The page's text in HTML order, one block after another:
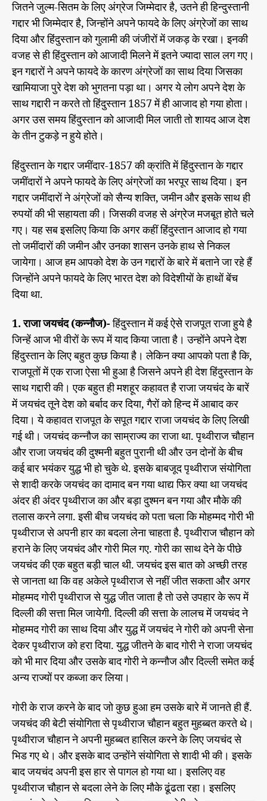
री
की
म
त
चु
यी
जितने जुल्म-सितम के लिए अंग्रेज जिम्मेदार है, उतने ही हिन्दुस्तानी
गद्दार भी जिम्मेदार है, जिन्होंने अपने फायदे के लिए अंग्रेजों का साथ
दिया और हिंदुस्तान को गुलामी की जंजीरों में जकड़ के रखा। इनकी
वजह से ही हिंदुस्तान को आजादी मिलने में इतने ज्यादा साल लग गए।
इन गद्दारों ने अपने फायदे के कारण अंग्रेजों का साथ दिया जिसका
खामियाजा पुरे देश को भुगतना पड़ा था। अगर ये लोग अपने देश के
साथ गद्दारी न करते तो हिंदुस्तान 1857 में ही आजाद हो गया होता।
अगर उस समय हिंदुस्तान को आजादी मिल जाती तो शायद आज देश
के तीन टुकड़े न हुये होते।
हिंदुस्तान के गद्दार जमींदार-1857 की क्रांति में हिंदुस्तान के गद्दार
जमींदारों ने अपने फायदे के लिए अंग्रेजों का भरपूर साथ दिया। इन
गद्दार जमींदारों ने अंग्रेजों को सैन्य शक्ति, जमीन और इसके साथ ही
रुपयों की भी सहायता की। जिसकी वजह से अंग्रेज मजबूत होते चले
गए। यह सब इसलिए किया कि अगर कहीं हिंदुस्तान आजाद हो गया
तो जमींदारों की जमीन और उनका शासन उनके हाथ से निकल
जायेगा। आज हम आपको देश के उन गद्दारों के बारे में बताने जा रहे हैं
जिन्होंने अपने फायदे के लिए भारत देश को विदेशीयों के हाथों बेंच
दिया था.
1. राजा जयचंद (कन्नौज)-हिंदुस्तान में कई ऐसे राजपूत राजा हुये है
जिन्हें आज भी वीरों के रूप में याद किया जाता है। उन्होंने अपने देश
हिंदुस्तान के लिए बहुत कुछ किया है। लेकिन क्या आपको पता है कि,
राजपूतों में एक राजा ऐसा भी हुआ है जिसने अपने ही देश हिंदुस्तान के
साथ गद्दारी की। एक बहुत ही मशहूर कहावत है राजा जयचंद के बारें
में जयचंद तूने देश को बर्बाद कर दिया, गैरों को हिन्द में आबाद कर
दिया। ये कहावत राजपूत के सपूत गद्दार राजा जयचंद के लिए लिखी
गई थी। जयचंद कन्नौज का साम्राज्य का राजा था. पृथ्वीराज चौहान
और राजा जयचंद की दुश्मनी बहुत पुरानी थी और उन दोनों के बीच
कई बार भयंकर युद्ध भी हो चुके थे. इसके बाबजूद पृथ्वीराज संयोगिता
से शादी करके जयचंद का दामाद बन गया थाद्य फिर क्या था जयचंद
अंदर ही अंदर पृथ्वीराज का और बड़ा दुश्मन बन गया और मौके की
तलास करने लगा. इसी बीच जयचंद को पता चला कि मोहम्मद गोरी भी
पृथ्वीराज से अपनी हार का बदला लेना चाहता है. पृथ्वीराज चौहान को
हराने के लिए जयचंद और गोरी मिल गए. गोरी का साथ देने के पीछे
जयचंद की एक बहुत बड़ी चाल थी. जयचंद इस बात को अच्छी तरह
से जानता था कि वह अकेले पृथ्वीराज से नहीं जीत सकता और अगर
मोहम्मद गोरी पृथ्वीराज से युद्ध जीत जाता है तो उसे उपहार के रूप में
दिल्ली की सत्ता मिल जायेगी. दिल्ली की सत्ता के लालच में जयचंद ने
मोहम्मद गोरी का साथ दिया और युद्ध में जयचंद ने गोरी को अपनी सेना
देकर पृथ्वीराज को हरा दिया. युद्ध जीतने के बाद गोरी ने राजा जयचंद
को भी मार दिया और उसके बाद गोरी ने कन्नौज और दिल्ली समेत कई
अन्य राज्यों पर कब्जा कर लिया।
गोरी के राज करने के बाद जो कुछ हुआ हम उसके बारे में जानते ही हैं.
जयचंद की बेटी संयोगिता से पृथ्वीराज चौहान बहुत मुहब्बत करते थे।
पृथ्वीराज चौहान ने अपनी मुहब्बत हासिल करने के लिए जयचंद से
भिड गए थे। और इसके बाद उन्होंने संयोगिता से शादी भी की। इसके
बाद जयचंद अपनी इस हार से पागल हो गया था। इसलिए वह
पृथ्वीराज चौहान से बदला लेने के लिए मौके ढूंढता रहा। इसलिए